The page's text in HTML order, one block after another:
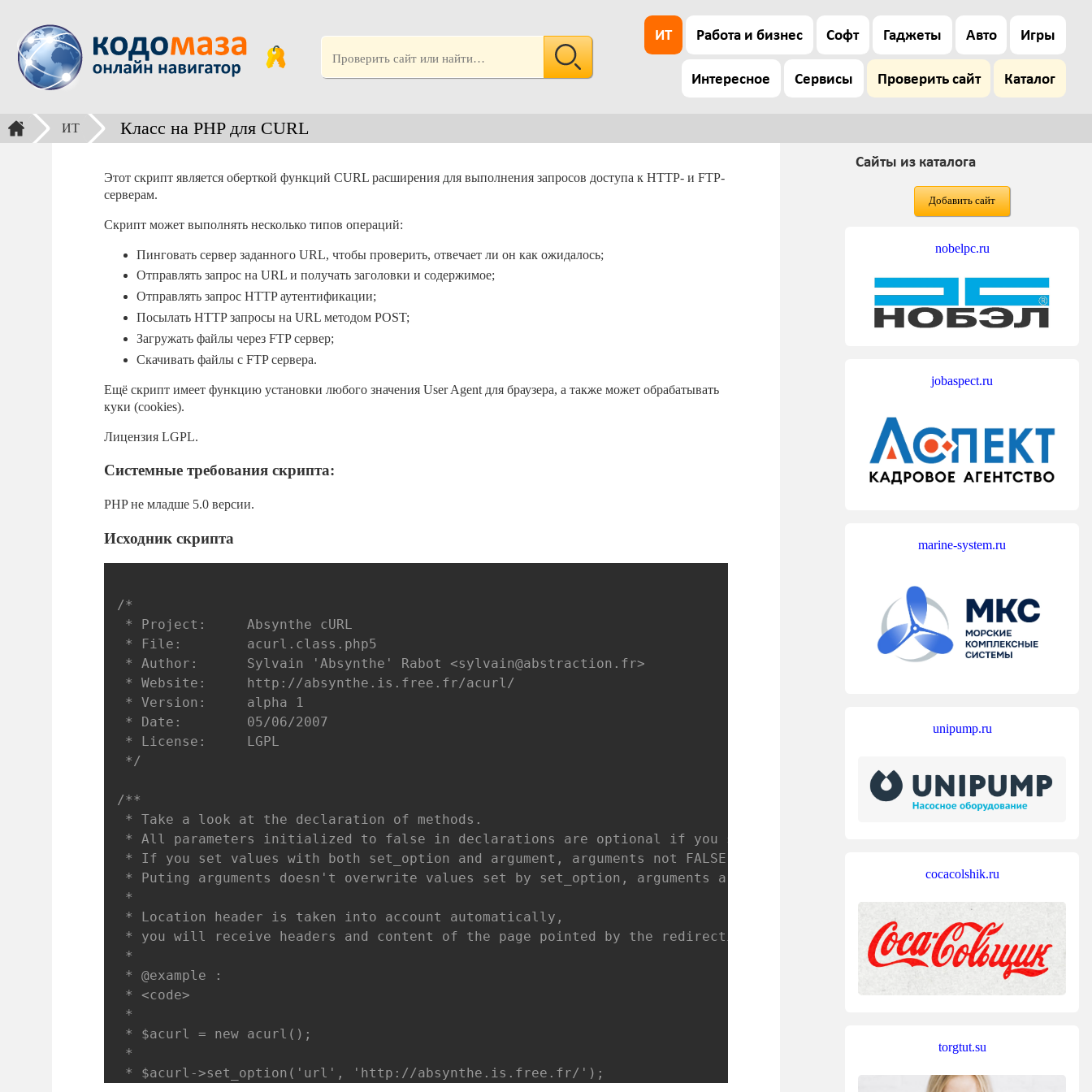
ИТ Работа и бизнес Софт Гаджеты Авто Игры
Интересное Сервисы Проверить сайт Каталог
ИТ Класс на PHP для CURL
Этот скрипт является оберткой функций CURL расширения для выполнения запросов доступа к HTTP- и FTP-
серверам.
Скрипт может выполнять несколько типов операций:
Пинговать сервер заданного URL, чтобы проверить, отвечает ли он как ожидалось;
Отправлять запрос на URL и получать заголовки и содержимое;
Отправлять запрос HTTP аутентификации;
Посылать HTTP запросы на URL методом POST;
Загружать файлы через FTP сервер;
Скачивать файлы с FTP сервера.
Ещё скрипт имеет функцию установки любого значения User Agent для браузера, а также может обрабатывать
куки (cookies).
Лицензия LGPL.
Системные требования скрипта:
PHP не младше 5.0 версии.
Исходник скрипта
/*
* Project:		Absynthe cURL
* File:		acurl.class.php5
* Author:		Sylvain 'Absynthe' Rabot <sylvain@abstraction.fr>
* Website:		http://absynthe.is.free.fr/acurl/
* Version:		alpha 1
* Date:		05/06/2007
* License:		LGPL
*/
/**
* Take a look at the declaration of methods.
* All parameters initialized to false in declarations are optional if you set them with set_option().
* If you set values with both set_option and argument, arguments not FALSE will be taken.
* Puting arguments doesn't overwrite values set by set_option, arguments are temporary.
*
* Location header is taken into account automatically,
* you will receive headers and content of the page pointed by the redirection
*
* @example :
* <code>
*
* $acurl = new acurl();
*
* $acurl->set_option('url', 'http://absynthe.is.free.fr/');
Сайты из каталога
Добавить сайт
nobelpc.ru
jobaspect.ru
marine-system.ru
unipump.ru
cocacolshik.ru
torgtut.su